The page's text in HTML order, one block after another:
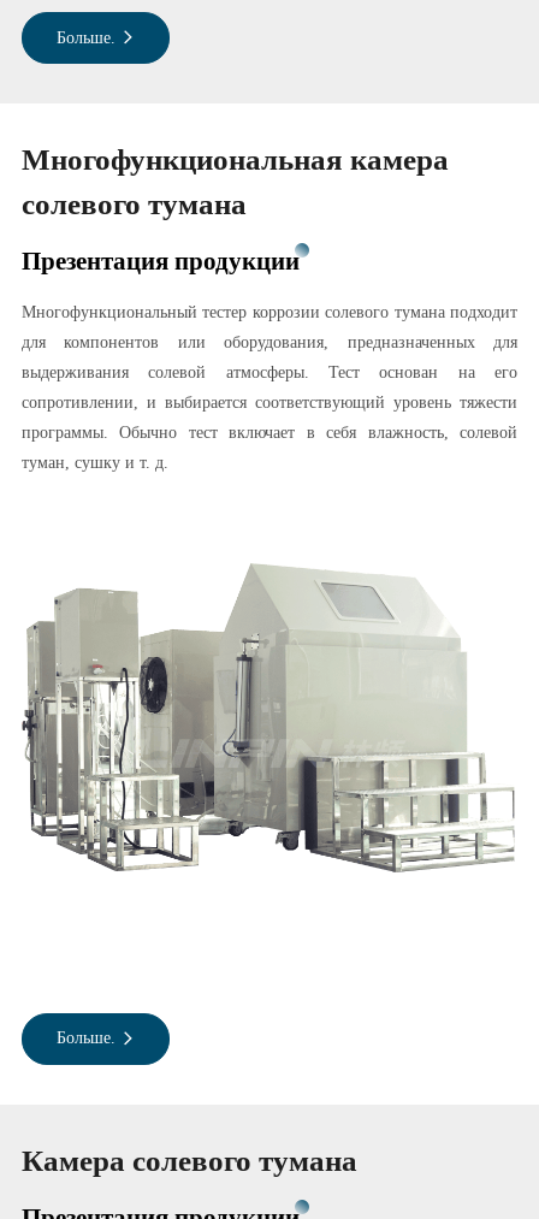
Больше.
Многофункциональная камера
солевого тумана
Презентация продукции
Многофункциональный тестер коррозии солевого тумана подходит
для компонентов или оборудования, предназначенных для
выдерживания солевой атмосферы. Тест основан на его
сопротивлении, и выбирается соответствующий уровень тяжести
программы. Обычно тест включает в себя влажность, солевой
туман, сушку и т. д.
Больше.
Камера солевого тумана